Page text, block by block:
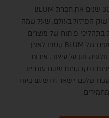
חברת בלורן מייצגת בהצלחה מזה כ-30 שנים את חברת BLUM
שוק הפרזול בעולם, שעל שמה
פיתוח של מוצרים
ופתרונות חדשניים. מוצרי הפרזול השונים של BLUM קטפו לאורך
והן על עיצוב. איכות
ודקדקניות שהם עוברים
שלכם יישאר חדש גם בעוד